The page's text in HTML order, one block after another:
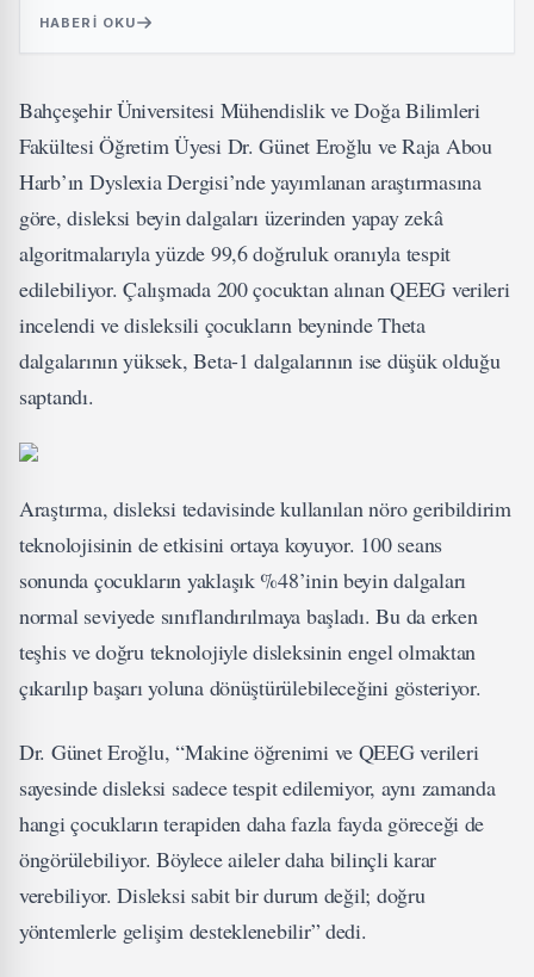
HABERI OKU
Bahçeşehir Üniversitesi Mühendislik ve Doğa Bilimleri
Fakültesi Öğretim Üyesi Dr. Günet Eroğlu ve Raja Abou
Harb’ın Dyslexia Dergisi’nde yayımlanan araştırmasına
göre, disleksi beyin dalgaları üzerinden yapay zekâ
algoritmalarıyla yüzde 99,6 doğruluk oranıyla tespit
edilebiliyor. Çalışmada 200 çocuktan alınan QEEG verileri
incelendi ve disleksili çocukların beyninde Theta
dalgalarının yüksek, Beta-1 dalgalarının ise düşük olduğu
saptandı.
Araştırma, disleksi tedavisinde kullanılan nöro geribildirim
teknolojisinin de etkisini ortaya koyuyor. 100 seans
sonunda çocukların yaklaşık %48’inin beyin dalgaları
normal seviyede sınıflandırılmaya başladı. Bu da erken
teşhis ve doğru teknolojiyle disleksinin engel olmaktan
çıkarılıp başarı yoluna dönüştürülebileceğini gösteriyor.
Dr. Günet Eroğlu, “Makine öğrenimi ve QEEG verileri
sayesinde disleksi sadece tespit edilemiyor, aynı zamanda
hangi çocukların terapiden daha fazla fayda göreceği de
öngörülebiliyor. Böylece aileler daha bilinçli karar
verebiliyor. Disleksi sabit bir durum değil; doğru
yöntemlerle gelişim desteklenebilir” dedi.